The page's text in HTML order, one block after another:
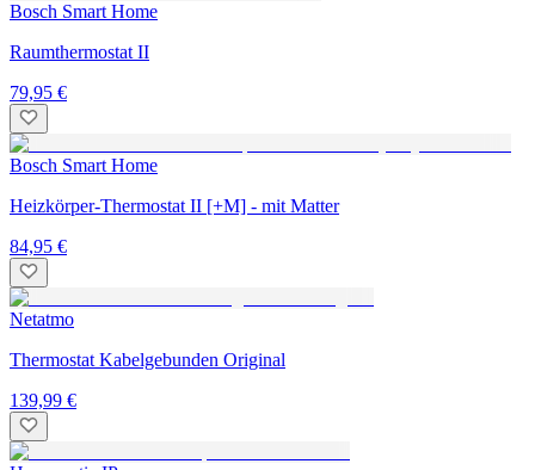
Bosch Smart Home
Raumthermostat II
79,95 €
Bosch Smart Home
Heizkörper-Thermostat II [+M] - mit Matter
84,95 €
Netatmo
Thermostat Kabelgebunden Original
139,99 €